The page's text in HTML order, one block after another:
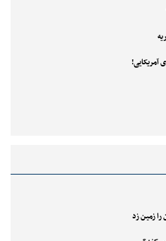
آمریکایی!
زمین زد